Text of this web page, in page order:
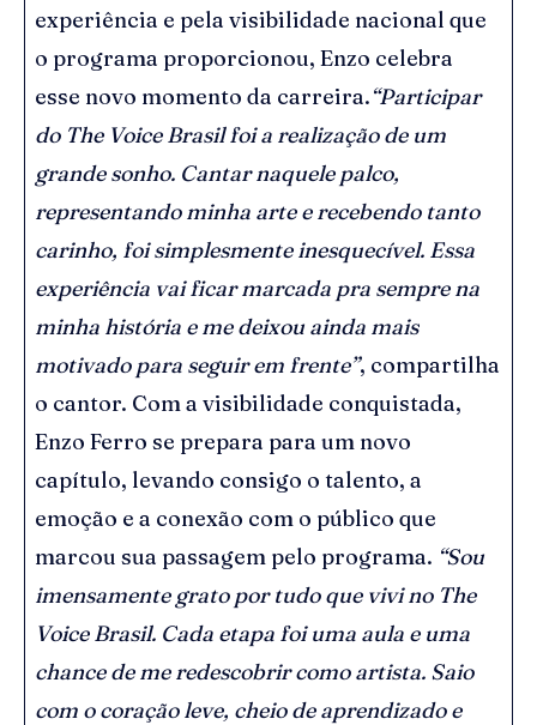
experiência e pela visibilidade nacional que
o programa proporcionou, Enzo celebra
esse novo momento da carreira.“Participar
do The Voice Brasil foi a realização de um
grande sonho. Cantar naquele palco,
representando minha arte e recebendo tanto
carinho, foi simplesmente inesquecível. Essa
experiência vai ficar marcada pra sempre na
minha história e me deixou ainda mais
motivado para seguir em frente”, compartilha
o cantor. Com a visibilidade conquistada,
Enzo Ferro se prepara para um novo
capítulo, levando consigo o talento, a
emoção e a conexão com o público que
marcou sua passagem pelo programa. “Sou
imensamente grato por tudo que vivi no The
Voice Brasil. Cada etapa foi uma aula e uma
chance de me redescobrir como artista. Saio
com o coração leve, cheio de aprendizado e